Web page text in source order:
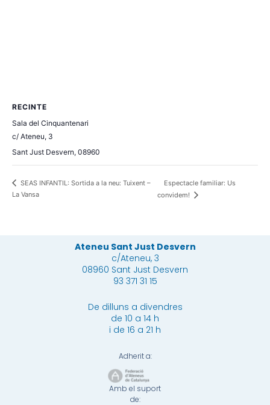
RECINTE
Sala del Cinquantenari
c/ Ateneu, 3
Sant Just Desvern, 08960
SEAS INFANTIL: Sortida a la neu: Tuixent –
La Vansa
Espectacle familiar: Us
convidem!
Ateneu Sant Just Desvern
c/Ateneu, 3
08960 Sant Just Desvern
93 371 31 15
De dilluns a divendres
de 10 a 14 h
i de 16 a 21 h
Adherit a:
Amb el suport
de: